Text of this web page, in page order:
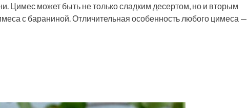
Цимес может быть не только сладким десертом, но и вторым
с бараниной. Отличительная особенность любого цимеса —